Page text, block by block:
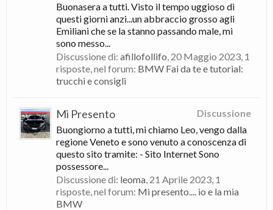
Buonasera a tutti. Visto il tempo uggioso di
questi giorni anzi...un abbraccio grosso agli
Emiliani che se la stanno passando male, mi
sono messo...
Discussione di: afillofollifo, 20 Maggio 2023, 1
risposte, nel forum: BMW Fai da te e tutorial:
trucchi e consigli
Discussione
Mi Presento
Buongiorno a tutti, mi chiamo Leo, vengo dalla
regione Veneto e sono venuto a conoscenza di
questo sito tramite: - Sito Internet Sono
possessore...
Discussione di: leoma, 21 Aprile 2023, 1
risposte, nel forum: Mi presento.... io e la mia
BMW